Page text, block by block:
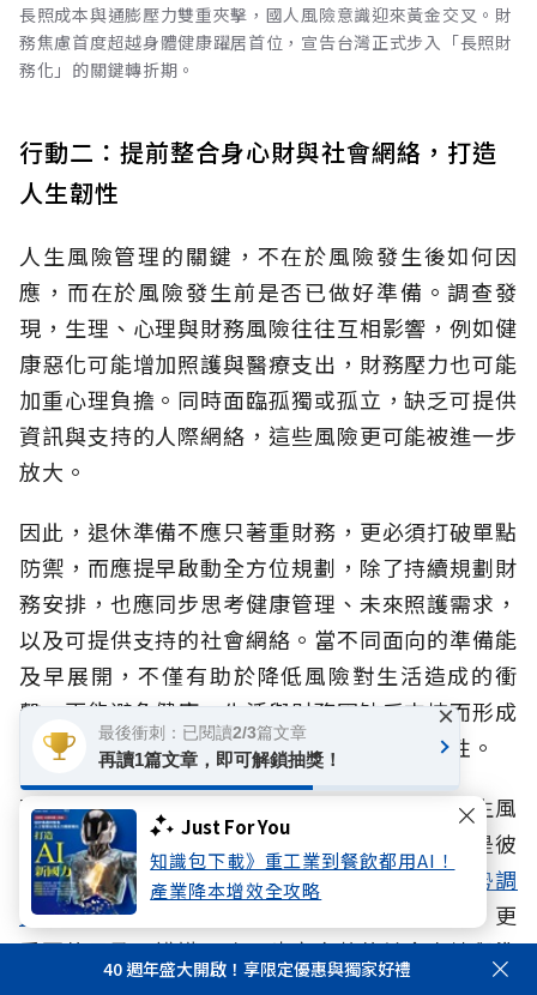
Just For You
知識包下載》重工業到餐飲都用AI！
產業降本增效全攻略
長照成本與通膨壓力雙重夾擊，國人風險意識迎來黃金交叉。財
務焦慮首度超越身體健康躍居首位，宣告台灣正式步入「長照財
務化」的關鍵轉折期。
行動二：提前整合身心財與社會網絡，打造
人生韌性
人生風險管理的關鍵，不在於風險發生後如何因
應，而在於風險發生前是否已做好準備。調查發
現，生理、心理與財務風險往往互相影響，例如健
康惡化可能增加照護與醫療支出，財務壓力也可能
加重心理負擔。同時面臨孤獨或孤立，缺乏可提供
資訊與支持的人際網絡，這些風險更可能被進一步
放大。
因此，退休準備不應只著重財務，更必須打破單點
防禦，而應提早啟動全方位規劃，除了持續規劃財
務安排，也應同步思考健康管理、未來照護需求，
以及可提供支持的社會網絡。當不同面向的準備能
及早展開，不僅有助於降低風險對生活造成的衝
擊，更能避免健康、生活與財務因缺乏支持而形成
連鎖影響，提升面對不同人生階段挑戰的韌性。
面對超高齡社會、少子化與家庭結構改變，人生風
險早已不是生理、心理、財務的單一課題，而是彼
此交織的整體挑戰。本次《2026人生風險趨勢調
查報告》提醒我們，除了落實保障與財務規劃，更
重要的是及早辨識風險、建立完整的社會支持與準
備能力。當風險意識、退休準備與行動同步提升，
40 週年盛大開啟！享限定優惠與獨家好禮
最後衝刺：已閱讀2/3篇文章
再讀1篇文章，即可解鎖抽獎！
×